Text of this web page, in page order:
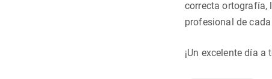
correcta ortografía,
profesional de
¡Un excelente día a